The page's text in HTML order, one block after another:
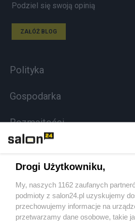
Podziel się swoją opinią
ZAŁÓŻ BLOG
Polityka
Gospodarka
Rozmaitości
Sport
Społeczeństwo
Drogi Użytkowniku,
My, naszych 1162 zaufanych
podmioty z salon24.pl uzyskujemy
przechowujemy informacje na
przetwarzamy dane osobowe, takie